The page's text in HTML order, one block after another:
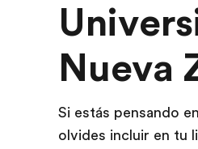
Bienvenido a EF
Nueva
Si estás pensando
olvides incluir en tu